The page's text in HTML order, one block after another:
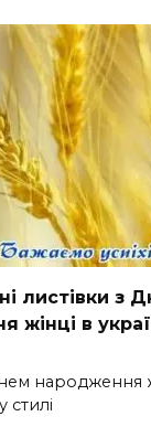
листівки з
жінці в
народження
стилі